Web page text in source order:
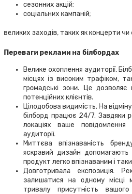
сезонних акцій;
соціальних кампаній;
великих заходів, таких як концерти чи
Переваги реклами на білбордах
Велике охоплення аудиторії.
місцях із високим трафіком,
громадські зони. Це
потенційних клієнтів.
Цілодобова видимість. На
білборд працює 24/7. Завдяки
локаціях ваше
аудиторії.
Миттєва впізнаваність
яскравий дизайн
продукт легко впізнаваним і
Довготривала експозиція.
залишатися на одному місці
тривалу присутність